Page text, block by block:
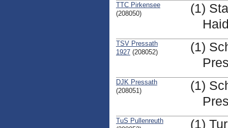
TTC Pirkensee
(208050)
(1)
TSV Pressath
1927(208052)
(1)
DJK Pressath
(208051)
(1)
TuS Pullenreuth
(1)